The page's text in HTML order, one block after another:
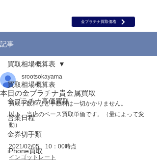
金プラチナ買取価格
記事
買取相場概算表
金プラチナ高価買取
営業日程
金券切手類
iPhone買取
買取相場概算表
本日の金プラチナ貴金属買取
srootsokayama
買取手数料など手数料は一切かかりません。
以下、当店のベース買取単価です。（量によって変
動）
2021/02/05　10：00時点
インゴットレート